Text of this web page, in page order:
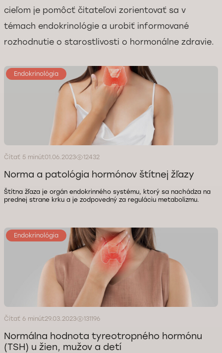
cieľom je pomôcť čitateľovi zorientovať sa v
témach endokrinológie a urobiť informované
rozhodnutie o starostlivosti o hormonálne zdravie.
Endokrinológia
Čítať 5 minút01.06.2023 12432
Norma a patológia hormónov štítnej žľazy
Štítna žľaza je orgán endokrinného systému, ktorý sa nachádza na
prednej strane krku a je zodpovedný za reguláciu metabolizmu.
Endokrinológia
Čítať 6 minút29.03.2023 131196
Normálna hodnota tyreotropného hormónu
(TSH) u žien, mužov a detí